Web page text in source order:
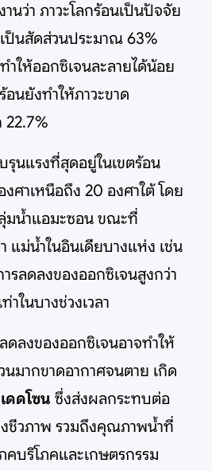
นว่า ภาวะโลกร้อนเป็นปัจจัย
นสัดส่วนประมาณ 63%
ำให้ออกซิเจนละลายได้น้อย
นยังทำให้ภาวะขาด
22.7%
นแรงที่สุดอยู่ในเขตร้อน
ศาเหนือถึง 20 องศาใต้ โดย
ลุ่มน้ำแอมะซอน ขณะที่
แม่น้ำในอินเดียบางแห่ง เช่น
รลดลงของออกซิเจนสูงกว่า
าในบางช่วงเวลา
ดลงของออกซิเจนอาจทำให้
มากขาดอากาศจนตาย เกิด
เดดโซน ซึ่งส่งผลกระทบต่อ
ชีวภาพ รวมถึงคุณภาพน้ำที่
คบริโภคและเกษตรกรรม